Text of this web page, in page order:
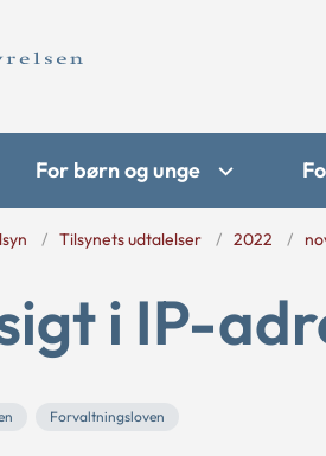
For børn og unge
Tilsynets udtalelser 2022
i IP-
Forvaltningsloven